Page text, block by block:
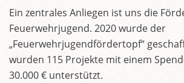
Ein zentrales Anliegen ist uns die
Feuerwehrjugend. 2020 wurde der
„Feuerwehrjugendfördertopf“
wurden 115 Projekte mit einem
30.000 € unterstützt.